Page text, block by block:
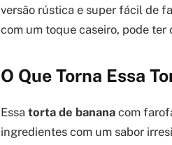
versão rústica e super fácil de
com um toque caseiro, pode
O Que Torna Essa
Essa torta de banana com
ingredientes com um sabor